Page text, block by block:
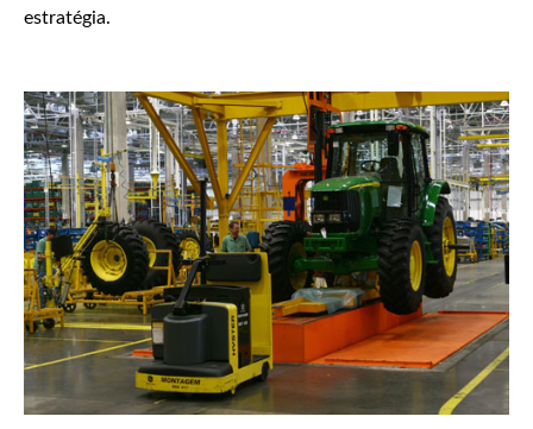
estratégia.